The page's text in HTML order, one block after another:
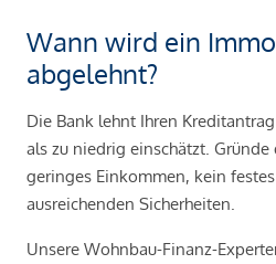
Wann wird ein
abgelehnt?
Die Bank lehnt Ihren
als zu niedrig einschätzt.
geringes Einkommen, kein
ausreichenden Sicherheiten.
Unsere Wohnbau-Finanz-